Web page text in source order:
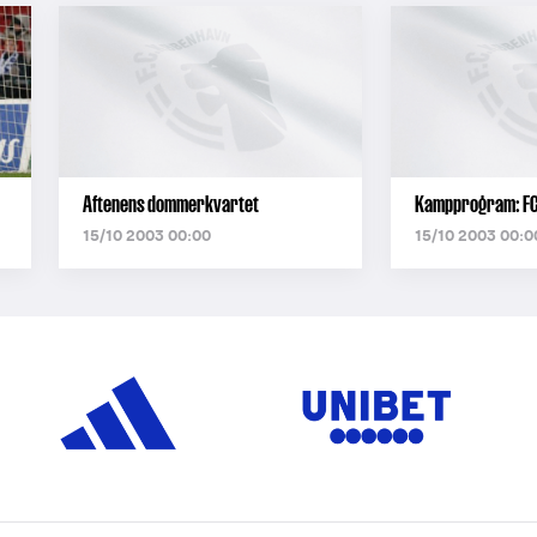
Aftenens dommerkvartet
15/10 2003 00:00
Kampprogram:
15/10 2003